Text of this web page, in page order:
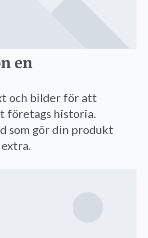
en
och bilder för att
företags historia.
som gör din produkt